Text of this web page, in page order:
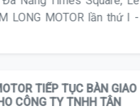
Nẵng Times Square, Lễ
LONG MOTOR lần thứ I -
TIẾP TỤC BÀN GIAO